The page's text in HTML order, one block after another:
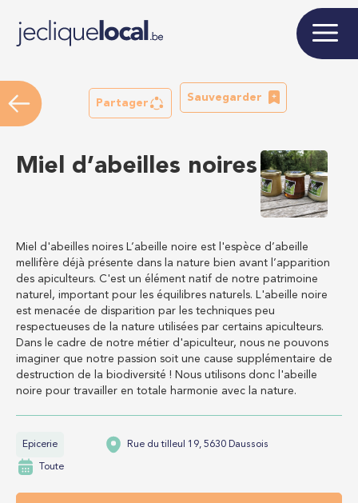
Partager
Sauvegarder
Miel d’abeilles noires
Miel d'abeilles noires L’abeille noire est l'espèce d’abeille
mellifère déjà présente dans la nature bien avant l’apparition
des apiculteurs. C'est un élément natif de notre patrimoine
naturel, important pour les équilibres naturels. L'abeille noire
est menacée de disparition par les techniques peu
respectueuses de la nature utilisées par certains apiculteurs.
Dans le cadre de notre métier d'apiculteur, nous ne pouvons
imaginer que notre passion soit une cause supplémentaire de
destruction de la biodiversité ! Nous utilisons donc l'abeille
noire pour travailler en totale harmonie avec la nature.
Epicerie Rue du tilleul 19, 5630 Daussois
Toute